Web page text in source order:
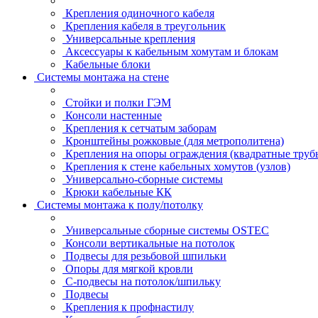
Крепления одиночного кабеля
Крепления кабеля в треугольник
Универсальные крепления
Аксессуары к кабельным хомутам и блокам
Кабельные блоки
Системы монтажа на стене
Стойки и полки ГЭМ
Консоли настенные
Крепления к сетчатым заборам
Кронштейны рожковые (для метрополитена)
Крепления на опоры ограждения (квадратные
Крепления к стене кабельных хомутов (узлов)
Универсально-сборные системы
Крюки кабельные КК
Системы монтажа к полу/потолку
Универсальные сборные системы OSTEC
Консоли вертикальные на потолок
Подвесы для резьбовой шпильки
Опоры для мягкой кровли
С-подвесы на потолок/шпильку
Подвесы
Крепления к профнастилу